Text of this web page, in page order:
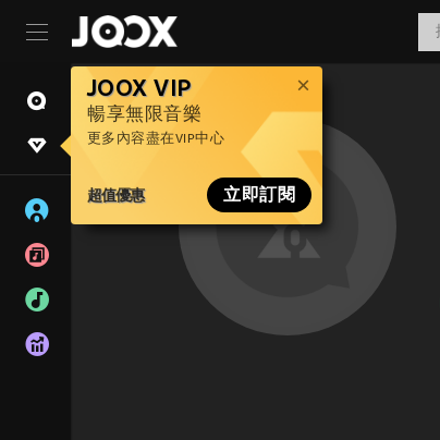
JOOX VIP
暢享無限音樂
更多內容盡在VIP中心
超值優惠 立即訂閱